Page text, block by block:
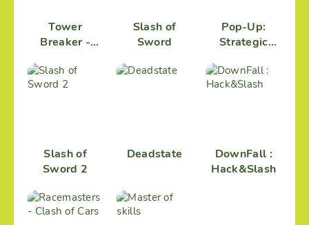
Tower
Breaker -
Slash of
Sword
Pop-Up:
Strategic
Mole
Slash of
Sword 2
Deadstate
DownFall :
Hack&Slash